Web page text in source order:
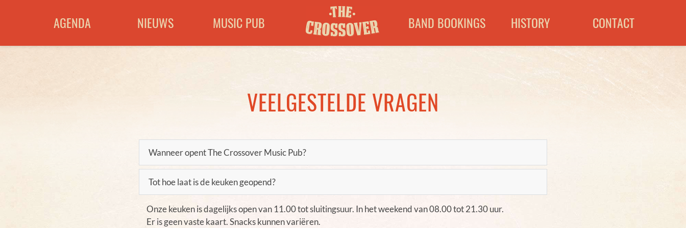
AGENDA NIEUWS MUSIC PUB BAND BOOKINGS HISTORY CONTACT
VEELGESTELDE VRAGEN
Wanneer opent The Crossover Music Pub?
Op maandag, donderdag en vrijdag zijn wij open van 10.00 tot ....
Sluitingsdagen: dinsdag en woensdag
Tot hoe laat is de keuken geopend?
Onze keuken is dagelijks open van 11.00 tot sluitingsuur. In het weekend van 08.00 tot 21.30 uur.
Er is geen vaste kaart. Snacks kunnen variëren.